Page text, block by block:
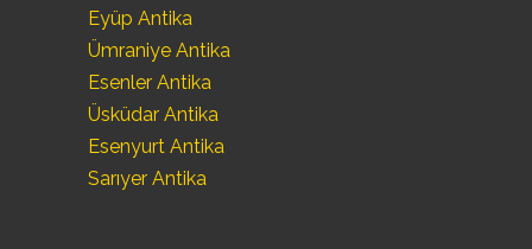
Eyüp Antika
Ümraniye Antika
Esenler Antika
Üsküdar Antika
Esenyurt Antika
Sarıyer Antika